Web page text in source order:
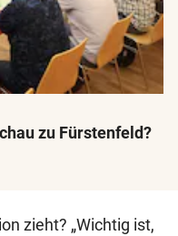
zu Fürstenfeld?
zieht? „Wichtig ist,